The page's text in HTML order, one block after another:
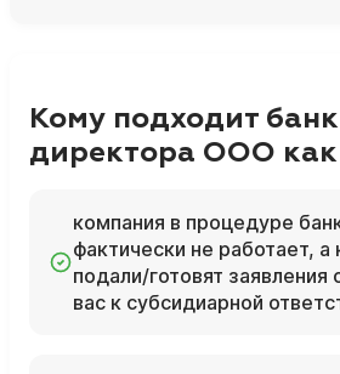
Кому подходит
директора ООО
компания в процедуре
фактически не работает,
подали/готовят заявления
вас к субсидиарной